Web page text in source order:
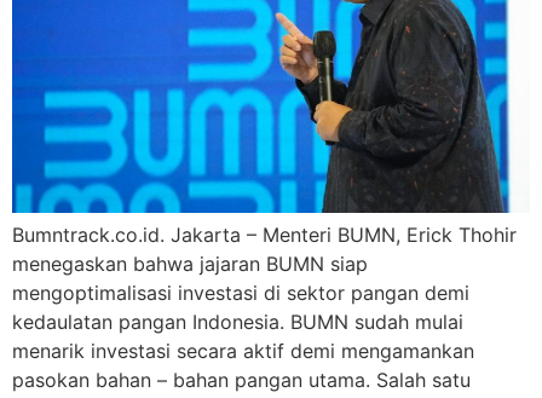
Bumntrack.co.id. Jakarta – Menteri BUMN, Erick Thohir
menegaskan bahwa jajaran BUMN siap
mengoptimalisasi investasi di sektor pangan demi
kedaulatan pangan Indonesia. BUMN sudah mulai
menarik investasi secara aktif demi mengamankan
pasokan bahan – bahan pangan utama. Salah satu